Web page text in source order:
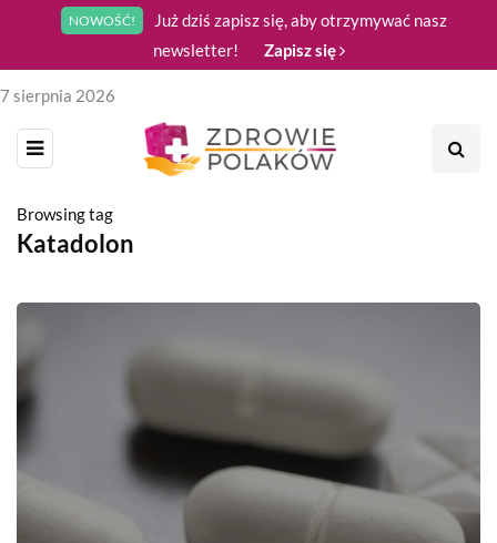
NOWOŚĆ!
Już dziś zapisz się, aby otrzymywać nasz
newsletter!
Zapisz się
7 sierpnia 2026
Browsing tag
Katadolon